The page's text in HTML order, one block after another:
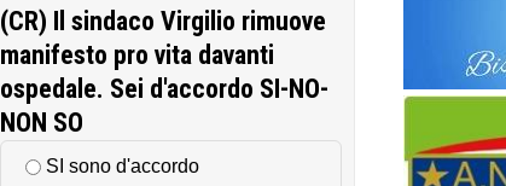
(CR) Il sindaco Virgilio rimuove
manifesto pro vita davanti
ospedale. Sei d'accordo SI-NO-
NON SO
SI sono d'accordo